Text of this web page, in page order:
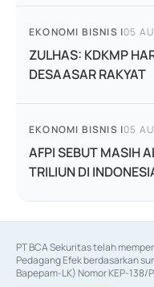
EKONOMI BISNIS |05
ZULHAS: KDKMP
DESAASAR RAKYAT
EKONOMI BISNIS |05
AFPI SEBUT MASIH
TRILIUN DI
PT BCA Sekuritas telah
Pedagang Efek berdasarkan
Bapepam-LK) Nomor KEP-138/